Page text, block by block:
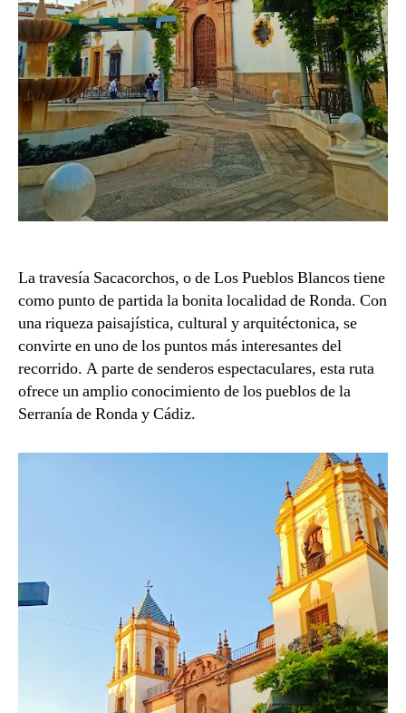
La travesía Sacacorchos, o de Los Pueblos Blancos tiene
como punto de partida la bonita localidad de Ronda. Con
una riqueza paisajística, cultural y arquitéctonica, se
convirte en uno de los puntos más interesantes del
recorrido. A parte de senderos espectaculares, esta ruta
ofrece un amplio conocimiento de los pueblos de la
Serranía de Ronda y Cádiz.